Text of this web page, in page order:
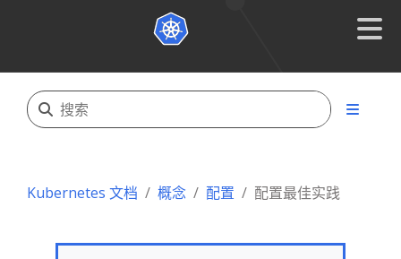
Kubernetes 文档 概念 配置 配置最佳实践